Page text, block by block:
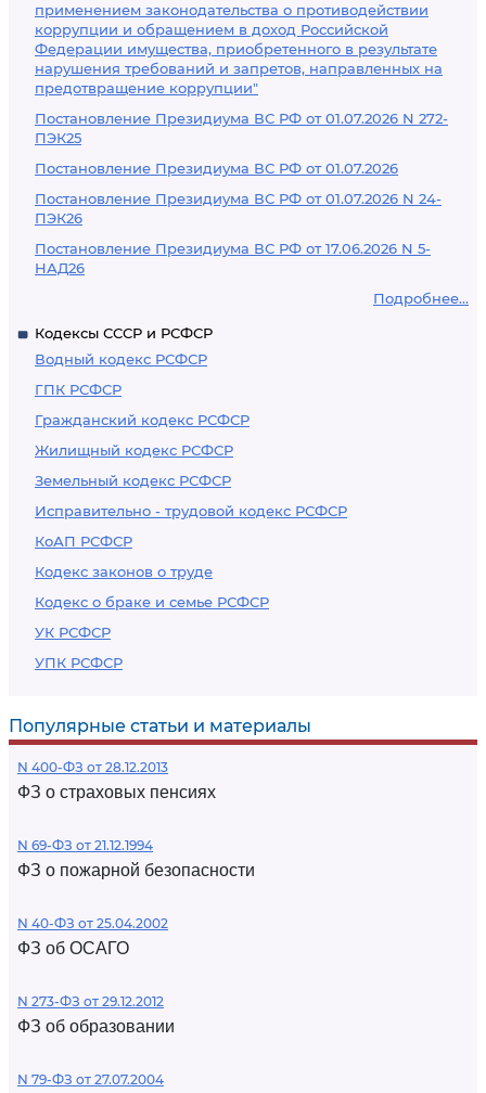
применением законодательства о противодействии
коррупции и обращением в доход Российской
Федерации имущества, приобретенного в результате
нарушения требований и запретов, направленных на
предотвращение коррупции"
Постановление Президиума ВС РФ от 01.07.2026 N 272-
ПЭК25
Постановление Президиума ВС РФ от 01.07.2026
Постановление Президиума ВС РФ от 01.07.2026 N 24-
ПЭК26
Постановление Президиума ВС РФ от 17.06.2026 N 5-
НАД26
Подробнее...
Кодексы СССР и РСФСР
Водный кодекс РСФСР
ГПК РСФСР
Гражданский кодекс РСФСР
Жилищный кодекс РСФСР
Земельный кодекс РСФСР
Исправительно - трудовой кодекс РСФСР
КоАП РСФСР
Кодекс законов о труде
Кодекс о браке и семье РСФСР
УК РСФСР
УПК РСФСР
Популярные статьи и материалы
N 400-ФЗ от 28.12.2013
ФЗ о страховых пенсиях
N 69-ФЗ от 21.12.1994
ФЗ о пожарной безопасности
N 40-ФЗ от 25.04.2002
ФЗ об ОСАГО
N 273-ФЗ от 29.12.2012
ФЗ об образовании
N 79-ФЗ от 27.07.2004